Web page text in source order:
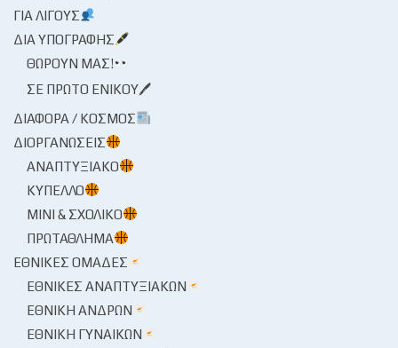
ΓΙΑ ΛΊΓΟΥΣ
ΔΙΑ ΥΠΟΓΡΑΦΉΣ
ΘΩΡΟΎΝ ΜΑΣ!
ΣΕ ΠΡΏΤΟ ΕΝΙΚΟΎ🖊
ΔΙΆΦΟΡΑ / ΚΌΣΜΟΣ
ΔΙΟΡΓΑΝΏΣΕΙΣ
ΑΝΑΠΤΥΞΙΑΚΌ
ΚΎΠΕΛΛΟ
ΜΊΝΙ & ΣΧΟΛΙΚΌ
ΠΡΩΤΆΘΛΗΜΑ
ΕΘΝΙΚΈΣ ΟΜΆΔΕΣ
ΕΘΝΙΚΈΣ ΑΝΑΠΤΥΞΙΑΚΏΝ
ΕΘΝΙΚΉ ΑΝΔΡΏΝ
ΕΘΝΙΚΉ ΓΥΝΑΙΚΏΝ